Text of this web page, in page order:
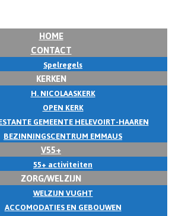
HOME
CONTACT
Spelregels
KERKEN
H. NICOLAASKERK
OPEN KERK
GEMEENTE HELEVOIRT-HAAREN
BEZINNINGSCENTRUM EMMAUS
V55+
55+ activiteiten
ZORG/WELZIJN
WELZIJN VUGHT
ACCOMODATIES EN GEBOUWEN